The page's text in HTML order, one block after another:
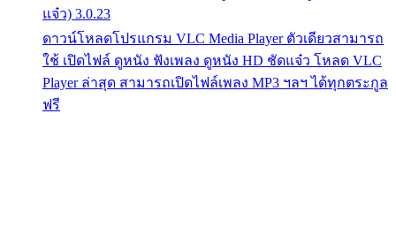
แจ๋ว) 3.0.23
ดาวน์โหลดโปรแกรม VLC Media Player ตัวเดียวสามารถ
ใช้ เปิดไฟล์ ดูหนัง ฟังเพลง ดูหนัง HD ชัดแจ๋ว โหลด VLC
Player ล่าสุด สามารถเปิดไฟล์เพลง MP3 ฯลฯ ได้ทุกตระกูล
ฟรี